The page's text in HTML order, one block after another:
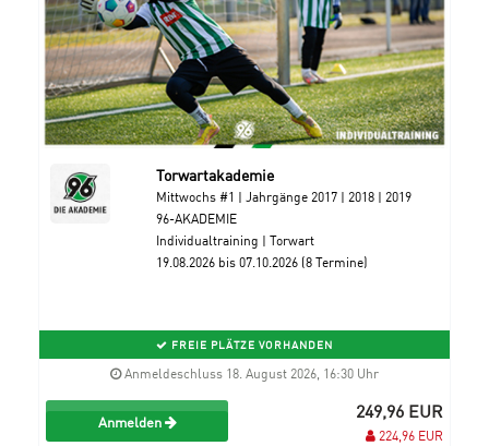
Torwartakademie
Mittwochs #1 | Jahrgänge 2017 | 2018 | 2019
96-AKADEMIE
Individualtraining | Torwart
19.08.2026 bis 07.10.2026 (8 Termine)
FREIE PLÄTZE VORHANDEN
Anmeldeschluss 18. August 2026, 16:30 Uhr
Anmelden 249,96 EUR
224,96 EUR